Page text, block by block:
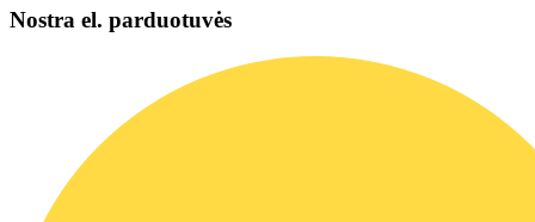
Nostra el. parduotuvės